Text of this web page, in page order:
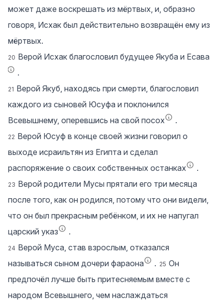
может даже воскрешать из мёртвых, и, образно
говоря, Исхак был действительно возвращён ему из
мёртвых.
20 Верой Исхак благословил будущее Якуба и Есава
.
21 Верой Якуб, находясь при смерти, благословил
каждого из сыновей Юсуфа и поклонился
Всевышнему, оперевшись на свой посох
.
22 Верой Юсуф в конце своей жизни говорил о
выходе исраильтян из Египта и сделал
распоряжение о своих собственных останках
.
23 Верой родители Мусы прятали его три месяца
после того, как он родился, потому что они видели,
что он был прекрасным ребёнком, и их не напугал
царский указ
.
24 Верой Муса, став взрослым, отказался
называться сыном дочери фараона
. 25 Он
предпочёл лучше быть притесняемым вместе с
народом Всевышнего, чем наслаждаться